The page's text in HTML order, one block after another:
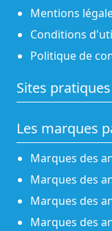
Mentions
Conditions
Politique de
Sites pratiques
Les marques
Marques des
Marques des
Marques des
Marques des